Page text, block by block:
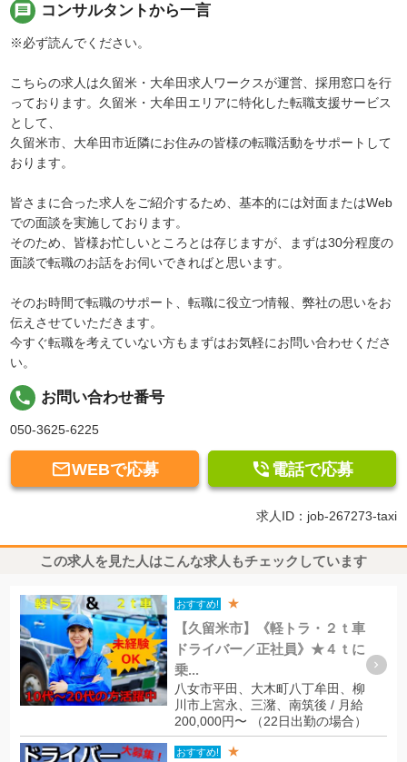
message コンサルタントから一言
※必ず読んでください。
こちらの求人は久留米・大牟田求人ワークスが運営、採用窓口を行
っております。久留米・大牟田エリアに特化した転職支援サービス
として、
久留米市、大牟田市近隣にお住みの皆様の転職活動をサポートして
おります。
皆さまに合った求人をご紹介するため、基本的には対面またはWeb
での面談を実施しております。
そのため、皆様お忙しいところとは存じますが、まずは30分程度の
面談で転職のお話をお伺いできればと思います。
そのお時間で転職のサポート、転職に役立つ情報、弊社の思いをお
伝えさせていただきます。
今すぐ転職を考えていない方もまずはお気軽にお問い合わせくださ
い。
local_phone お問い合わせ番号
050-3625-6225
WEBで応募  電話で応募
求人ID：job-267273-taxi
この求人を見た人はこんな求人もチェックしています
おすすめ! ★
【久留米市】《軽トラ・２ｔ車
ドライバー／正社員》★４ｔに
乗...
八女市平田、大木町八丁牟田、柳
川市上宮永、三潴、南筑後 / 月給
200,000円〜 （22日出勤の場合）
おすすめ! ★